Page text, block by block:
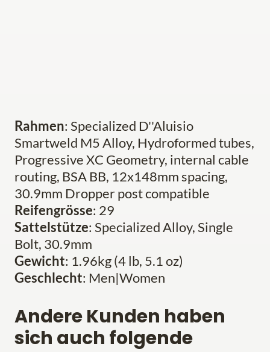
Rahmen: Specialized D''Aluisio
Smartweld M5 Alloy, Hydroformed tubes,
Progressive XC Geometry, internal cable
routing, BSA BB, 12x148mm spacing,
30.9mm Dropper post compatible
Reifengrösse: 29
Sattelstütze: Specialized Alloy, Single
Bolt, 30.9mm
Gewicht: 1.96kg (4 lb, 5.1 oz)
Geschlecht: Men|Women
Andere Kunden haben
sich auch folgende